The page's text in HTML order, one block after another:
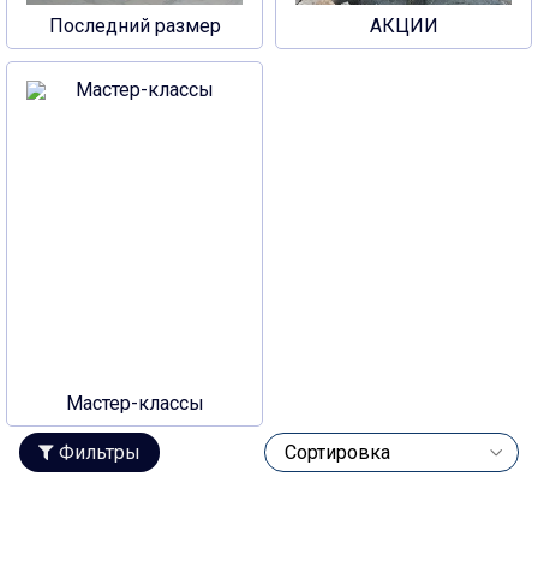
Последний размер АКЦИИ
Мастер-классы
Фильтры